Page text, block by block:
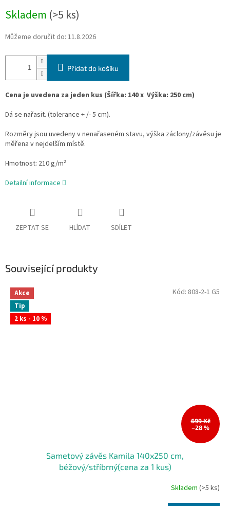
cena:
Skladem (>5 ks)
Můžeme doručit do: 11.8.2026
Přidat do košíku
Cena je uvedena za jeden kus (Šířka: 140 x Výška: 250 cm)
Dá se nařasit. (tolerance + /- 5 cm).
Rozměry jsou uvedeny v nenařaseném stavu, výška záclony/závěsu je
měřena v nejdelším místě.
Hmotnost: 210 g/m²
Detailní informace
ZEPTAT SE HLÍDAT SDÍLET
Související produkty
Akce
Tip
2 ks - 10 %
699 Kč
–28 %
Sametový závěs Kamila 140x250 cm,
béžový/stříbrný(cena za 1 kus)
Skladem (>5 ks)
Kód: 808-2-1 G5